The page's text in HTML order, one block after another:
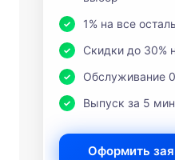
1% на все
Скидки до 30%
Обслуживание
Выпуск за 5
Оформить